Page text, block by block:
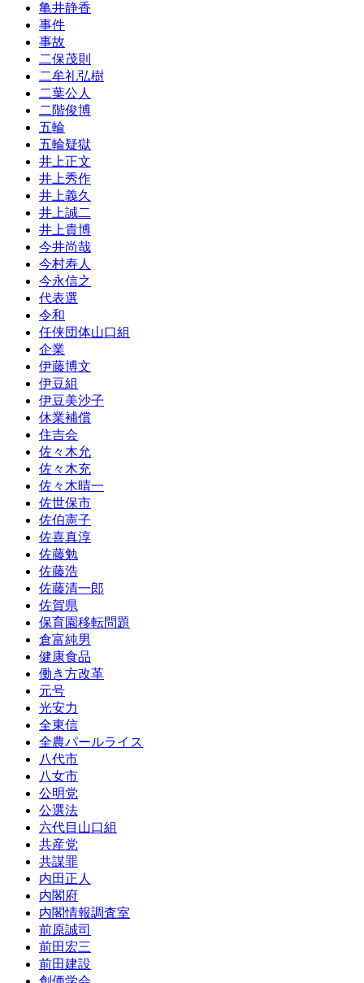
亀井静香
事件
事故
二保茂則
二牟礼弘樹
二葉公人
二階俊博
五輪
五輪疑獄
井上正文
井上秀作
井上義久
井上誠二
井上貴博
今井尚哉
今村寿人
今永信之
代表選
令和
任侠団体山口組
企業
伊藤博文
伊豆組
伊豆美沙子
休業補償
住吉会
佐々木允
佐々木充
佐々木晴一
佐世保市
佐伯憲子
佐喜真淳
佐藤勉
佐藤浩
佐藤清一郎
佐賀県
保育園移転問題
倉富純男
健康食品
働き方改革
元号
光安力
全東信
全農パールライス
八代市
八女市
公明党
公選法
六代目山口組
共産党
共謀罪
内田正人
内閣府
内閣情報調査室
前原誠司
前田宏三
前田建設